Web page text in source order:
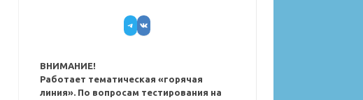
Telegram
VK
ВНИМАНИЕ!
Работает тематическая «горячая
линия». По вопросам тестирования на